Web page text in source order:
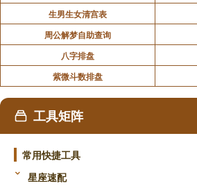
生男生女清宫表
周公解梦自助查询
八字排盘
紫微斗数排盘
工具矩阵
常用快捷工具
星座速配